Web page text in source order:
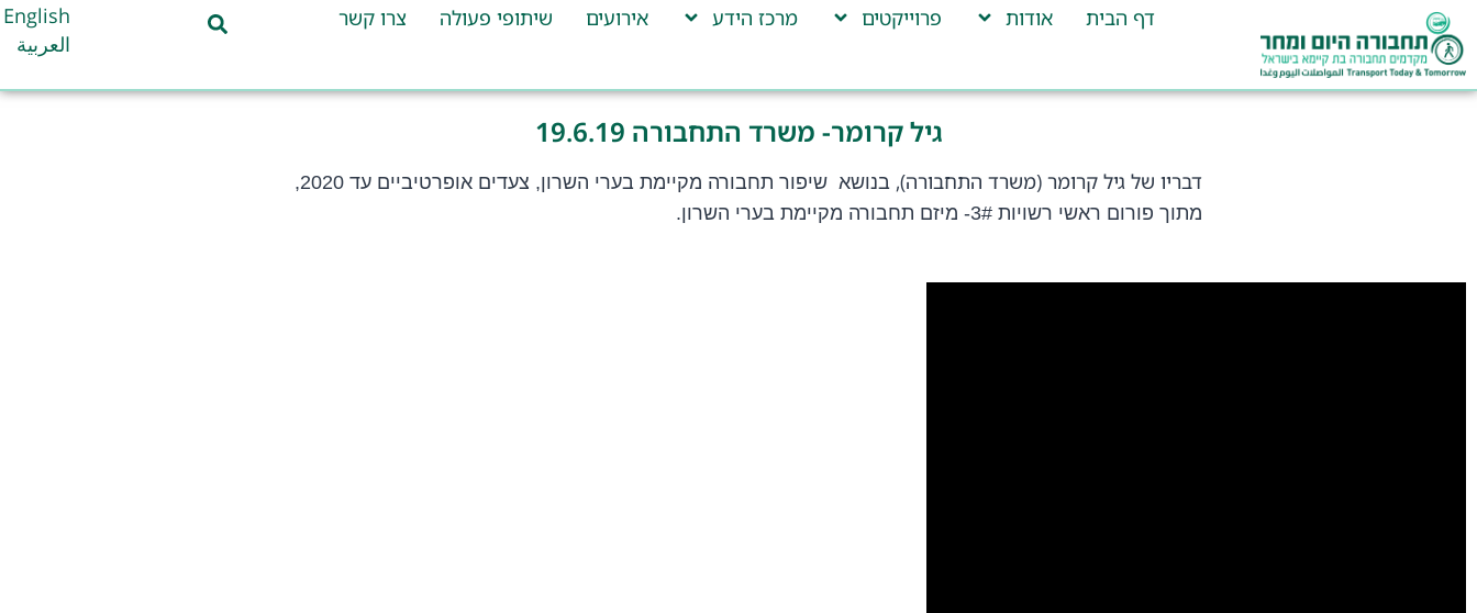
דף הבית אודות פרוייקטים מרכז הידע אירועים שיתופי פעולה צרו קשר
English
العربية
גיל קרומר- משרד התחבורה 19.6.19
דבריו של גיל קרומר (משרד התחבורה),
בנושא שיפור תחבורה מקיימת בערי השרון, צעדים אופרטיביים עד 2020,
מתוך פורום ראשי רשויות 3#- מיזם תחבורה מקיימת בערי השרון.